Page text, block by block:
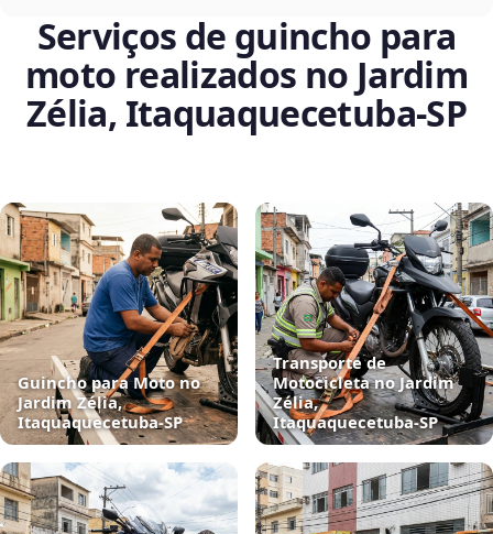
Serviços de guincho para
moto realizados no Jardim
Zélia, Itaquaquecetuba‑SP
Guincho para Moto no
Jardim Zélia,
Itaquaquecetuba‑SP
Transporte de
Motocicleta no Jardim
Zélia,
Itaquaquecetuba‑SP